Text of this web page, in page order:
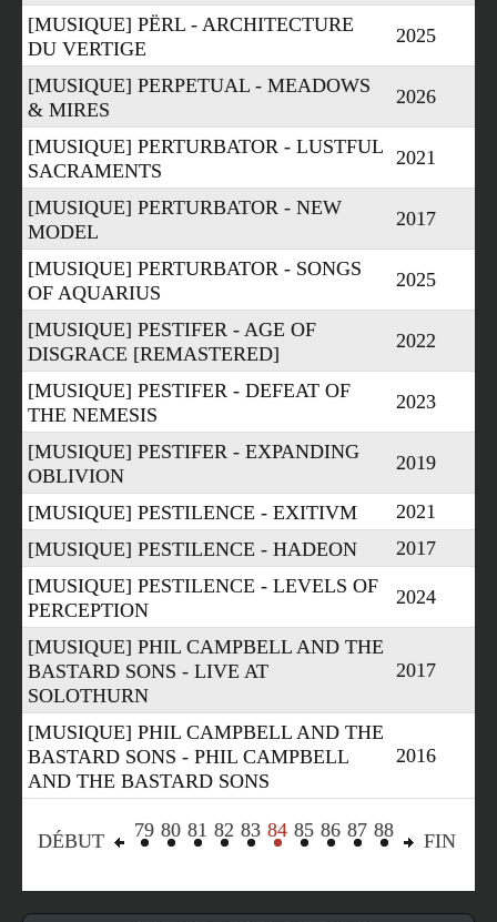
[MUSIQUE] PËRL - ARCHITECTURE
DU VERTIGE
2025
[MUSIQUE] PERPETUAL - MEADOWS
& MIRES
2026
[MUSIQUE] PERTURBATOR - LUSTFUL
SACRAMENTS
2021
[MUSIQUE] PERTURBATOR - NEW
MODEL
2017
[MUSIQUE] PERTURBATOR - SONGS
OF AQUARIUS
2025
[MUSIQUE] PESTIFER - AGE OF
DISGRACE [REMASTERED]
2022
[MUSIQUE] PESTIFER - DEFEAT OF
THE NEMESIS
2023
[MUSIQUE] PESTIFER - EXPANDING
OBLIVION
2019
[MUSIQUE] PESTILENCE - EXITIVM
2021
[MUSIQUE] PESTILENCE - HADEON
2017
[MUSIQUE] PESTILENCE - LEVELS OF
PERCEPTION
2024
[MUSIQUE] PHIL CAMPBELL AND THE
BASTARD SONS - LIVE AT
SOLOTHURN
2017
[MUSIQUE] PHIL CAMPBELL AND THE
BASTARD SONS - PHIL CAMPBELL
AND THE BASTARD SONS
2016
DÉBUT
«
79 80 81 82 83 84 85 86 87 88 FIN